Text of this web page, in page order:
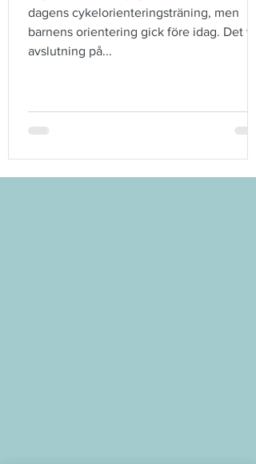
dagens cykelorienteringsträning, men
barnens orientering gick före idag. Det var
avslutning på...